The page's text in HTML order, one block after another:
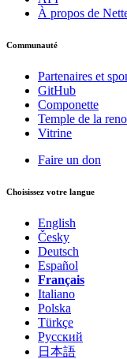
À propos de
Communauté
Partenaires et
GitHub
Componette
Temple de la
Vitrine
Faire un don
Choisissez votre langue
English
Česky
Deutsch
Español
Français
Italiano
Polska
Türkçe
Русский
日本語